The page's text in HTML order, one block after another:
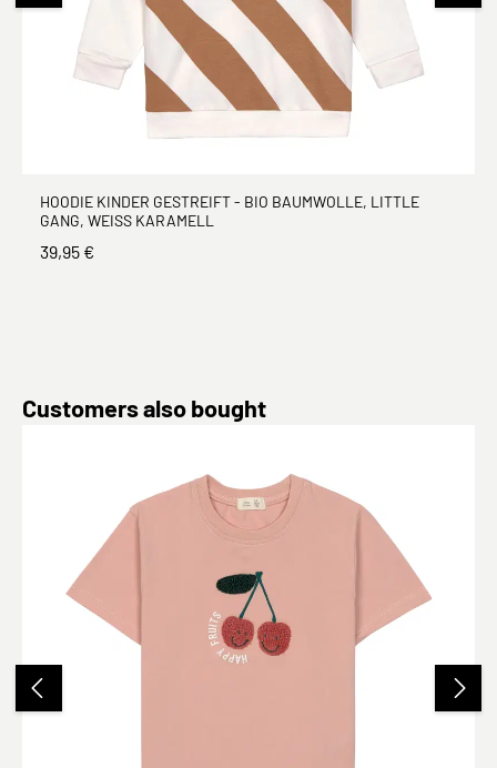
HOODIE KINDER GESTREIFT - BIO BAUMWOLLE, LITTLE
GANG, WEISS KARAMELL
39,95 €
Produktgalerie überspringen
Customers also bought